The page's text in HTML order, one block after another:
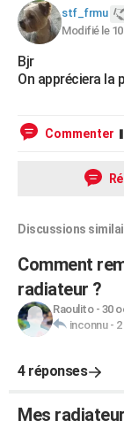
Destinations
City break
Voyage nature
Voyage de noces
Forum
Climat
+PHOTO
GUIDES D'ACHAT
CARTE DE VOEUX
COPAINS D'AVANT
S'inscrire
Se connecter
Lycées
Collèges
Primaires
Universités
Entreprises
Service militaire
Avis de recherche
AVIS DE DÉCÈS
FORUM
Bricolage
Lifestyle
Culture
Sport
Auto
Television
Voyage
Cinema
stf_frmu
Modifié le
Bjr
On appréciera la
Commenter
Discussions
Comment
radiateur ?
Raoulito- 30
inconnu-
4 réponses
Mes